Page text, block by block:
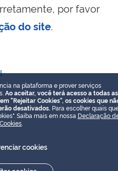
por favor
do site.
na plataforma e prover serviços
Ao aceitar, você terá acesso a todas as
"Rejeitar Cookies", os cookies que
desativados. Para escolher quais
Saiba mais em nossa Declaração
Cookies
cookies